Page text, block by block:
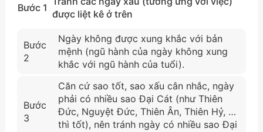
Bước 1
được liệt kê ở trên
Bước
2
Ngày không được xung khắc với bản
mệnh (ngũ hành của ngày không xung
khắc với ngũ hành của tuổi).
Bước
3
Căn cứ sao tốt, sao xấu cân nhắc, ngày
phải có nhiều sao Đại Cát (như Thiên
Đức, Nguyệt Đức, Thiên Ân, Thiên Hỷ, …
thì tốt), nên tránh ngày có nhiều sao Đại